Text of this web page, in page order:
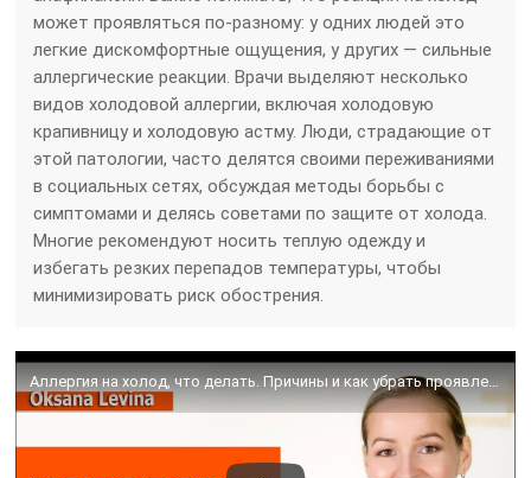
может проявляться по-разному: у одних людей это
легкие дискомфортные ощущения, у других — сильные
аллергические реакции. Врачи выделяют несколько
видов холодовой аллергии, включая холодовую
крапивницу и холодовую астму. Люди, страдающие от
этой патологии, часто делятся своими переживаниями
в социальных сетях, обсуждая методы борьбы с
симптомами и делясь советами по защите от холода.
Многие рекомендуют носить теплую одежду и
избегать резких перепадов температуры, чтобы
минимизировать риск обострения.
Аллергия на холод, что делать. Причины и как убрать проявления холодовой аллергии